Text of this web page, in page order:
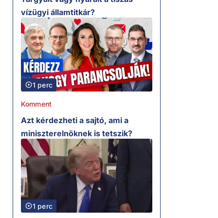
vízügyi államtitkár?
1 perc
Komment
Azt kérdezheti a sajtó, ami a
miniszterelnöknek is tetszik?
1 perc